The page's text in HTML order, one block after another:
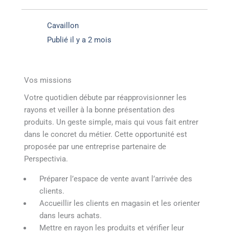
Cavaillon
Publié il y a 2 mois
Vos missions
Votre quotidien débute par réapprovisionner les
rayons et veiller à la bonne présentation des
produits. Un geste simple, mais qui vous fait entrer
dans le concret du métier. Cette opportunité est
proposée par une entreprise partenaire de
Perspectivia.
Préparer l’espace de vente avant l’arrivée des
clients.
Accueillir les clients en magasin et les orienter
dans leurs achats.
Mettre en rayon les produits et vérifier leur